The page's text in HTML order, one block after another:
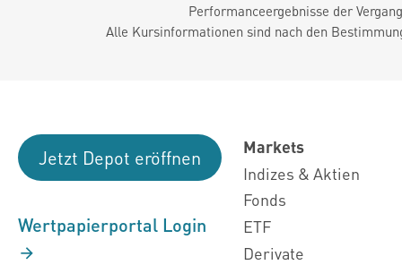
Performanceergebnisse der
Alle Kursinformationen sind nach den
Jetzt Depot eröffnen
Wertpapierportal Login
Markets
Indizes & Aktien
Fonds
ETF
Derivate